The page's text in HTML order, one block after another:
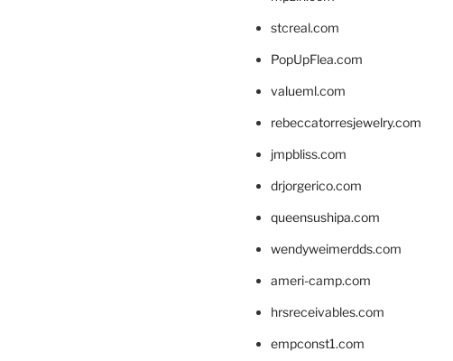
stcreal.com
PopUpFlea.com
valueml.com
rebeccatorresjewelry.com
jmpbliss.com
drjorgerico.com
queensushipa.com
wendyweimerdds.com
ameri-camp.com
hrsreceivables.com
empconst1.com